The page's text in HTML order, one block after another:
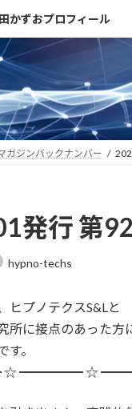
かずおプロフィール
ガジンバックナンバー
発行 第
hypno-techs
ヒプノテクスS&Lと
所に接点のあった方
。
━━━━━ ☆